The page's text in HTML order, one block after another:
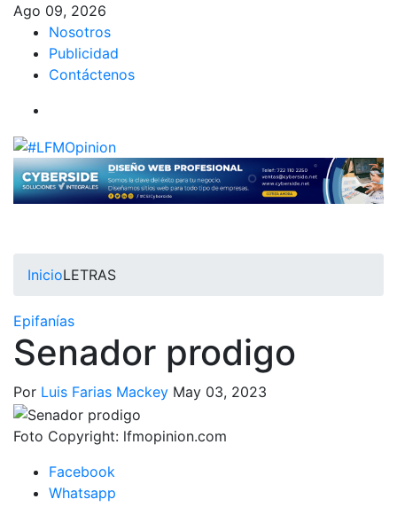
Ago 09, 2026
Nosotros
Publicidad
Contáctenos
InicioLETRAS
Epifanías
Senador prodigo
Por Luis Farias Mackey May 03, 2023
Foto Copyright: lfmopinion.com
Facebook
Whatsapp